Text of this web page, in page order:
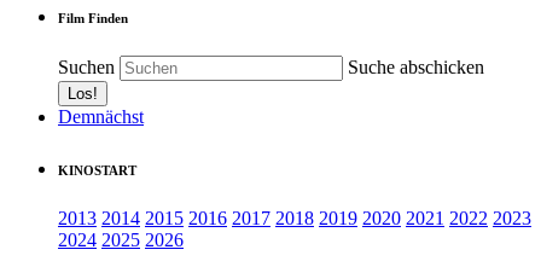
Film Finden
Suchen Suche abschicken
Demnächst
KINOSTART
2013 2014 2015 2016 2017 2018 2019 2020 2021 2022 2023
2024 2025 2026